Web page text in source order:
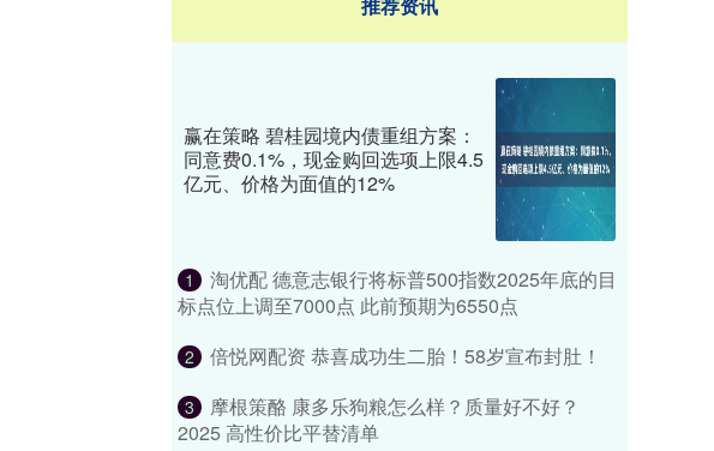
赢在策略 碧桂园境内债重组方案：
同意费0.1%，现金购回选项上限4.5
亿元、价格为面值的12%
1
淘优配 德意志银行将标普500指数2025年底的目
标点位上调至7000点 此前预期为6550点
2 倍悦网配资 恭喜成功生二胎！58岁宣布封肚！
3
摩根策酪 康多乐狗粮怎么样？质量好不好？
2025 高性价比平替清单